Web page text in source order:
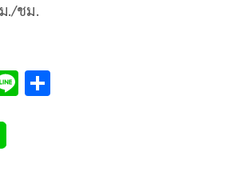
./ชม.
Li